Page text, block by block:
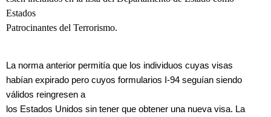
Estados
Patrocinantes del Terrorismo.
La norma anterior permitía que los individuos cuyas visas
habían expirado pero cuyos formularios I-94 seguían siendo
válidos reingresen a
los Estados Unidos sin tener que obtener una nueva visa. La